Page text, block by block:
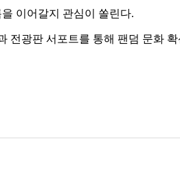
이어갈지 관심이 쏠린다.
전광판 서포트를 통해 팬덤 문화